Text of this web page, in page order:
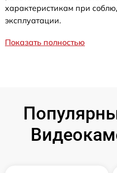
характеристикам при
эксплуатации.
Показать полностью